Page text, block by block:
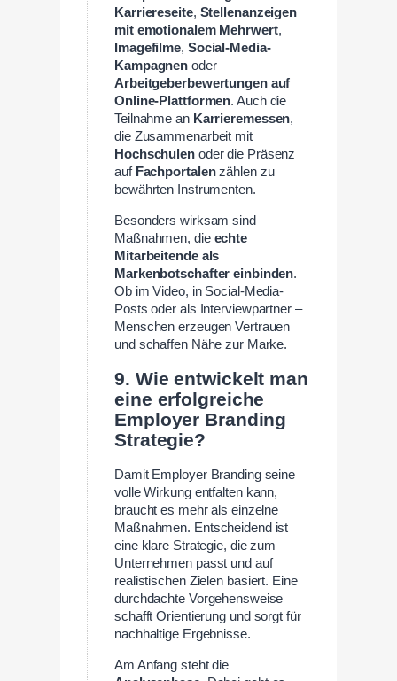
Karriereseite, Stellenanzeigen
mit emotionalem Mehrwert,
Imagefilme, Social-Media-
Kampagnen oder
Arbeitgeberbewertungen auf
Online-Plattformen. Auch die
Teilnahme an Karrieremessen,
die Zusammenarbeit mit
Hochschulenoder die Präsenz
auf Fachportalenzählen zu
bewährten Instrumenten.
Besonders wirksam sind
Maßnahmen, die echte
Mitarbeitende als
Markenbotschafter einbinden.
Ob im Video, in Social-Media-
Posts oder als Interviewpartner –
Menschen erzeugen Vertrauen
und schaffen Nähe zur Marke.
9. Wie entwickelt man
eine erfolgreiche
Employer Branding
Strategie?
Damit Employer Branding seine
volle Wirkung entfalten kann,
braucht es mehr als einzelne
Maßnahmen. Entscheidend ist
eine klare Strategie, die zum
Unternehmen passt und auf
realistischen Zielen basiert. Eine
durchdachte Vorgehensweise
schafft Orientierung und sorgt für
nachhaltige Ergebnisse.
Am Anfang steht die